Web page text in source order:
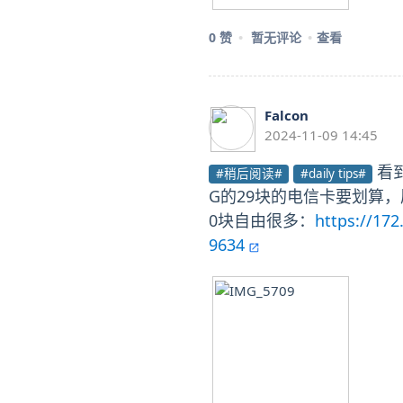
0 赞 暂无评论 查看
Falcon
2024-11-09 14:45
#稍后阅读# #daily tips#
看
G的29块的电信卡要划算
0块自由很多： https://
9634